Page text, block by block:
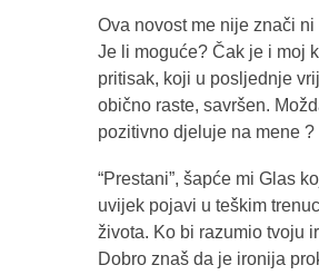
Ova novost me nije znači ni
Je li moguće? Čak je i moj
pritisak, koji u posljednje
obično raste, savršen.
pozitivno djeluje na mene ?
“Prestani”, šapće mi Glas
uvijek pojavi u teškim
života. Ko bi razumio tvoju
Dobro znaš da je ironija